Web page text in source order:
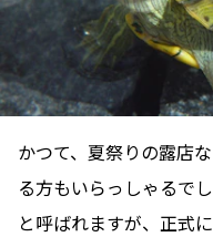
かつて、夏祭りの露店
る方もいらっしゃるで
と呼ばれますが、正式